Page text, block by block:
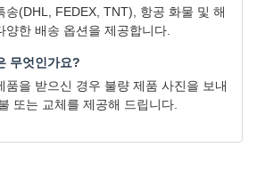
송(DHL, FEDEX, TNT), 항공 화물 및 해
양한 배송 옵션을 제공합니다.
무엇인가요?
품을 받으신 경우 불량 제품 사진을 보내
또는 교체를 제공해 드립니다.